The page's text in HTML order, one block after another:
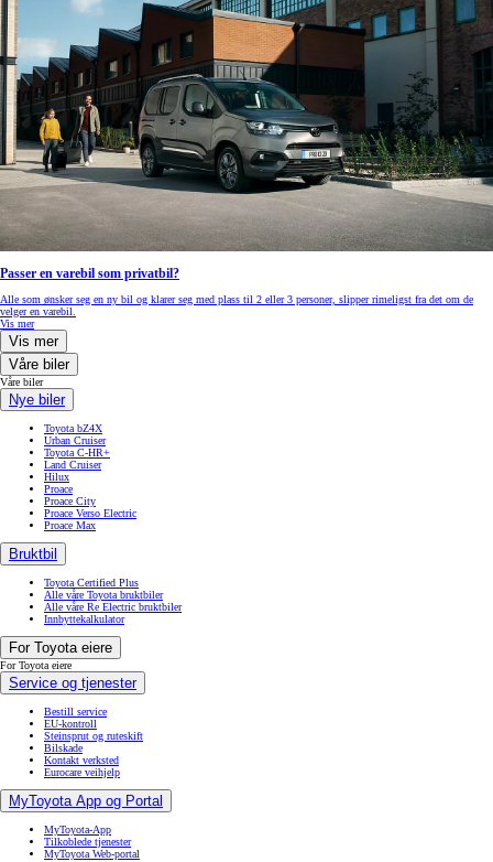
Passer en varebil som privatbil?
Alle som ønsker seg en ny bil og klarer seg med plass til 2 eller 3 personer, slipper rimeligst fra det om de
velger en varebil.
Vis mer
Vis mer
Våre biler
Våre biler
Nye biler
Toyota bZ4X
Urban Cruiser
Toyota C-HR+
Land Cruiser
Hilux
Proace
Proace City
Proace Verso Electric
Proace Max
Bruktbil
Toyota Certified Plus
Alle våre Toyota bruktbiler
Alle våre Re Electric bruktbiler
Innbyttekalkulator
For Toyota eiere
For Toyota eiere
Service og tjenester
Bestill service
EU-kontroll
Steinsprut og ruteskift
Bilskade
Kontakt verksted
Eurocare veihjelp
MyToyota App og Portal
MyToyota-App
Tilkoblede tjenester
MyToyota Web-portal